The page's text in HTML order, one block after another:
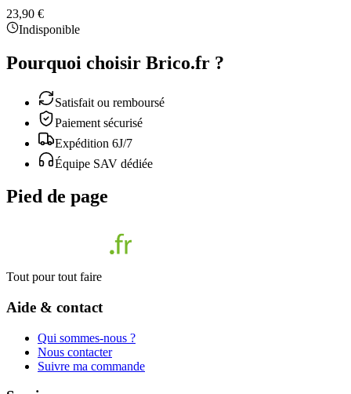
23,90 €
Indisponible
Pourquoi choisir Brico.fr ?
Satisfait ou remboursé
Paiement sécurisé
Expédition 6J/7
Équipe SAV dédiée
Pied de page
Tout pour tout faire
Aide & contact
Qui sommes-nous ?
Nous contacter
Suivre ma commande